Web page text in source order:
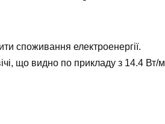
споживання електроенергії.
що видно по прикладу з 14.4 Вт/м